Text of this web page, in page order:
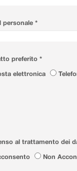
personale *
preferito *
elettronica
al trattamento dei
Non